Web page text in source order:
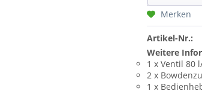
Merken
Artikel-Nr.:
Weitere
1 x Ventil 80
2 x
1 x